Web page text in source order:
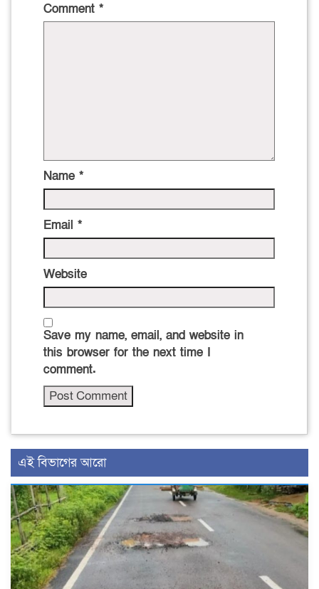
Comment *
Name *
Email *
Website
Save my name, email, and website in
this browser for the next time I
comment.
এই বিভাগের আরো